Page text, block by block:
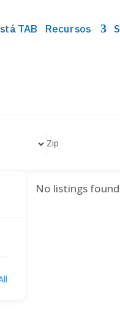
TAB Recursos
No listings